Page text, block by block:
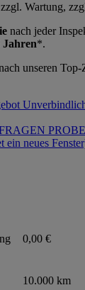
Wartung,
nach jeder
Jahren*.
unseren
ein neues
0,00 €
10.000 km